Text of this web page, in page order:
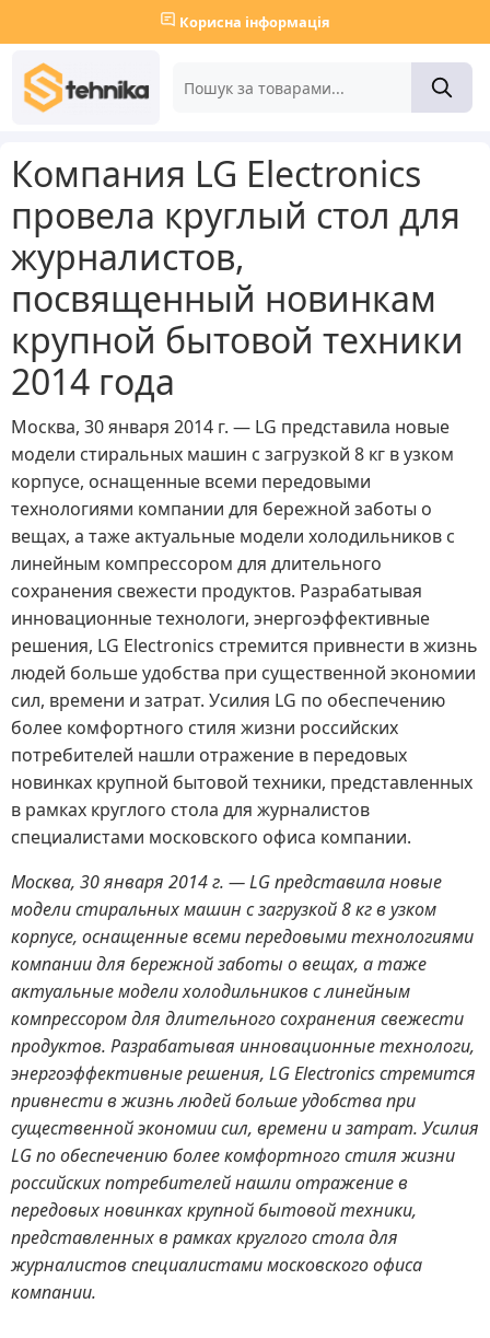
Корисна інформація
Компания LG Electronics
провела круглый стол для
журналистов,
посвященный новинкам
крупной бытовой техники
2014 года
Москва, 30 января 2014 г. — LG представила новые
модели стиральных машин c загрузкой 8 кг в узком
корпусе, оснащенные всеми передовыми
технологиями компании для бережной заботы о
вещах, а таже актуальные модели холодильников с
линейным компрессором для длительного
сохранения свежести продуктов. Разрабатывая
инновационные технологи, энергоэффективные
решения, LG Electronics стремится привнести в жизнь
людей больше удобства при существенной экономии
сил, времени и затрат. Усилия LG по обеспечению
более комфортного стиля жизни российских
потребителей нашли отражение в передовых
новинках крупной бытовой техники, представленных
в рамках круглого стола для журналистов
специалистами московского офиса компании.
Москва, 30 января 2014 г. — LG представила новые
модели стиральных машин c загрузкой 8 кг в узком
корпусе, оснащенные всеми передовыми технологиями
компании для бережной заботы о вещах, а таже
актуальные модели холодильников с линейным
компрессором для длительного сохранения свежести
продуктов. Разрабатывая инновационные технологи,
энергоэффективные решения, LG Electronics стремится
привнести в жизнь людей больше удобства при
существенной экономии сил, времени и затрат. Усилия
LG по обеспечению более комфортного стиля жизни
российских потребителей нашли отражение в
передовых новинках крупной бытовой техники,
представленных в рамках круглого стола для
журналистов специалистами московского офиса
компании.